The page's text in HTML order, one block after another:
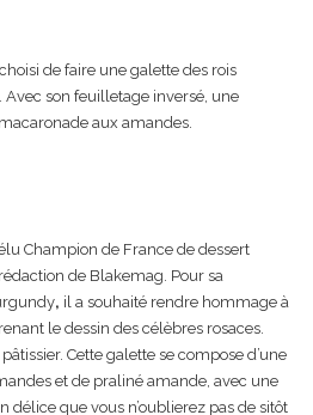
de faire une galette des rois
son feuilletage inversé, une
aux amandes.
Champion de France de dessert
de Blakemag. Pour sa
, il a souhaité rendre hommage à
le dessin des célèbres rosaces.
Cette galette se compose d’une
et de praliné amande, avec une
délice que vous n’oublierez pas de sitôt